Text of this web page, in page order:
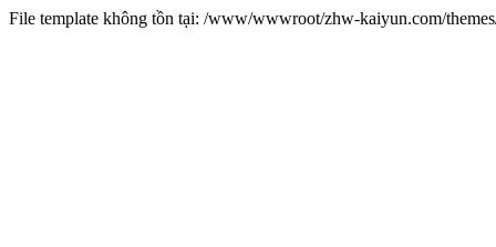
File template không tồn tại: /www/wwwroot/zhw-kaiyun.com/